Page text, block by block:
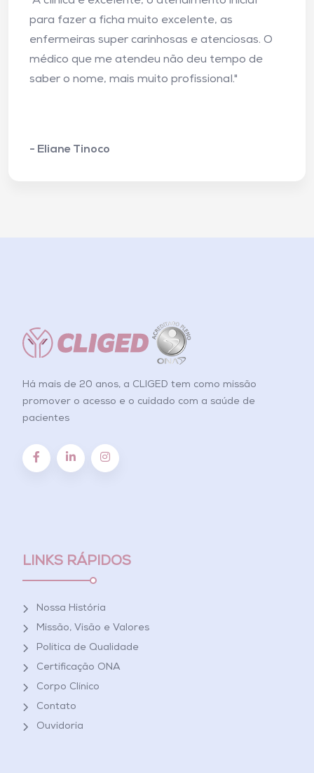
para fazer a ficha muito excelente, as
enfermeiras super carinhosas e atenciosas. O
médico que me atendeu não deu tempo de
saber o nome, mais muito profissional."
- Eliane Tinoco
Há mais de 20 anos, a CLIGED tem como missão
promover o acesso e o cuidado com a saúde de
pacientes
LINKS RÁPIDOS
Nossa História
Missão, Visão e Valores
Política de Qualidade
Certificação ONA
Corpo Clínico
Contato
Ouvidoria